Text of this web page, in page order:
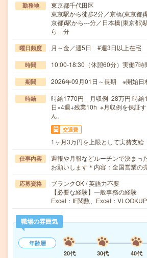
勤務地
東京都千代田区
東京駅から徒歩2分／京橋(東京都
京都)駅から---分／日本橋(東京都)
ら---分
曜日頻度 月～金／週5日 #週3日以上在宅
時間 10:00-18:30（休憩60分）実働7時
期間 2026年09月01日～長期 ※開始日
時給
時給1770円 月収例 28万円 時給
日×4週+残業10h ※月収例を保証
ん。
交通費
1ヶ月3万円を上限として実費支給
仕事内容
週報や月報などルーチンで決まっ
お願いします＊内容：全国営業の
応募資格
ブランクOK / 英語力不要
【必要な経験】一般事務の経験
Excel：IF関数、Excel：
職場の雰囲気
年齢層
20代
30代 40代